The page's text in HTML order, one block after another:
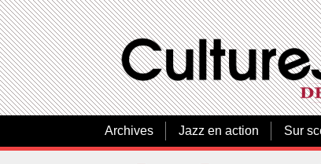
Archives Jazz en action Sur